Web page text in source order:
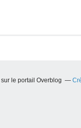
sur le portail Overblog